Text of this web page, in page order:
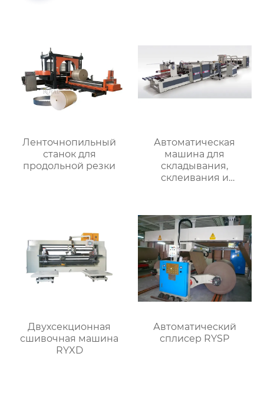
Ленточнопильный
станок для
продольной резки
Автоматическая
машина для
складывания,
склеивания и
Двухсекционная
сшивочная машина
RYXD
Автоматический
сплисер RYSP